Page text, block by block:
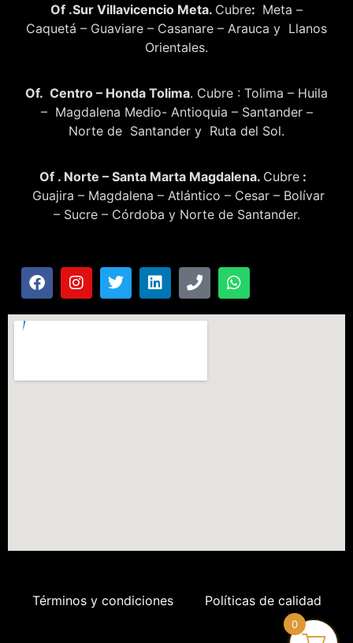
Of .Sur Villavicencio Meta. Cubre: Meta –
Caquetá – Guaviare – Casanare – Arauca y Llanos
Orientales.
Of. Centro – Honda Tolima. Cubre : Tolima – Huila
– Magdalena Medio- Antioquia – Santander –
Norte de Santander y Ruta del Sol.
Of . Norte – Santa Marta Magdalena. Cubre :
Guajira – Magdalena – Atlántico – Cesar – Bolívar
– Sucre – Córdoba y Norte de Santander.
Términos y condiciones Políticas de calidad
0